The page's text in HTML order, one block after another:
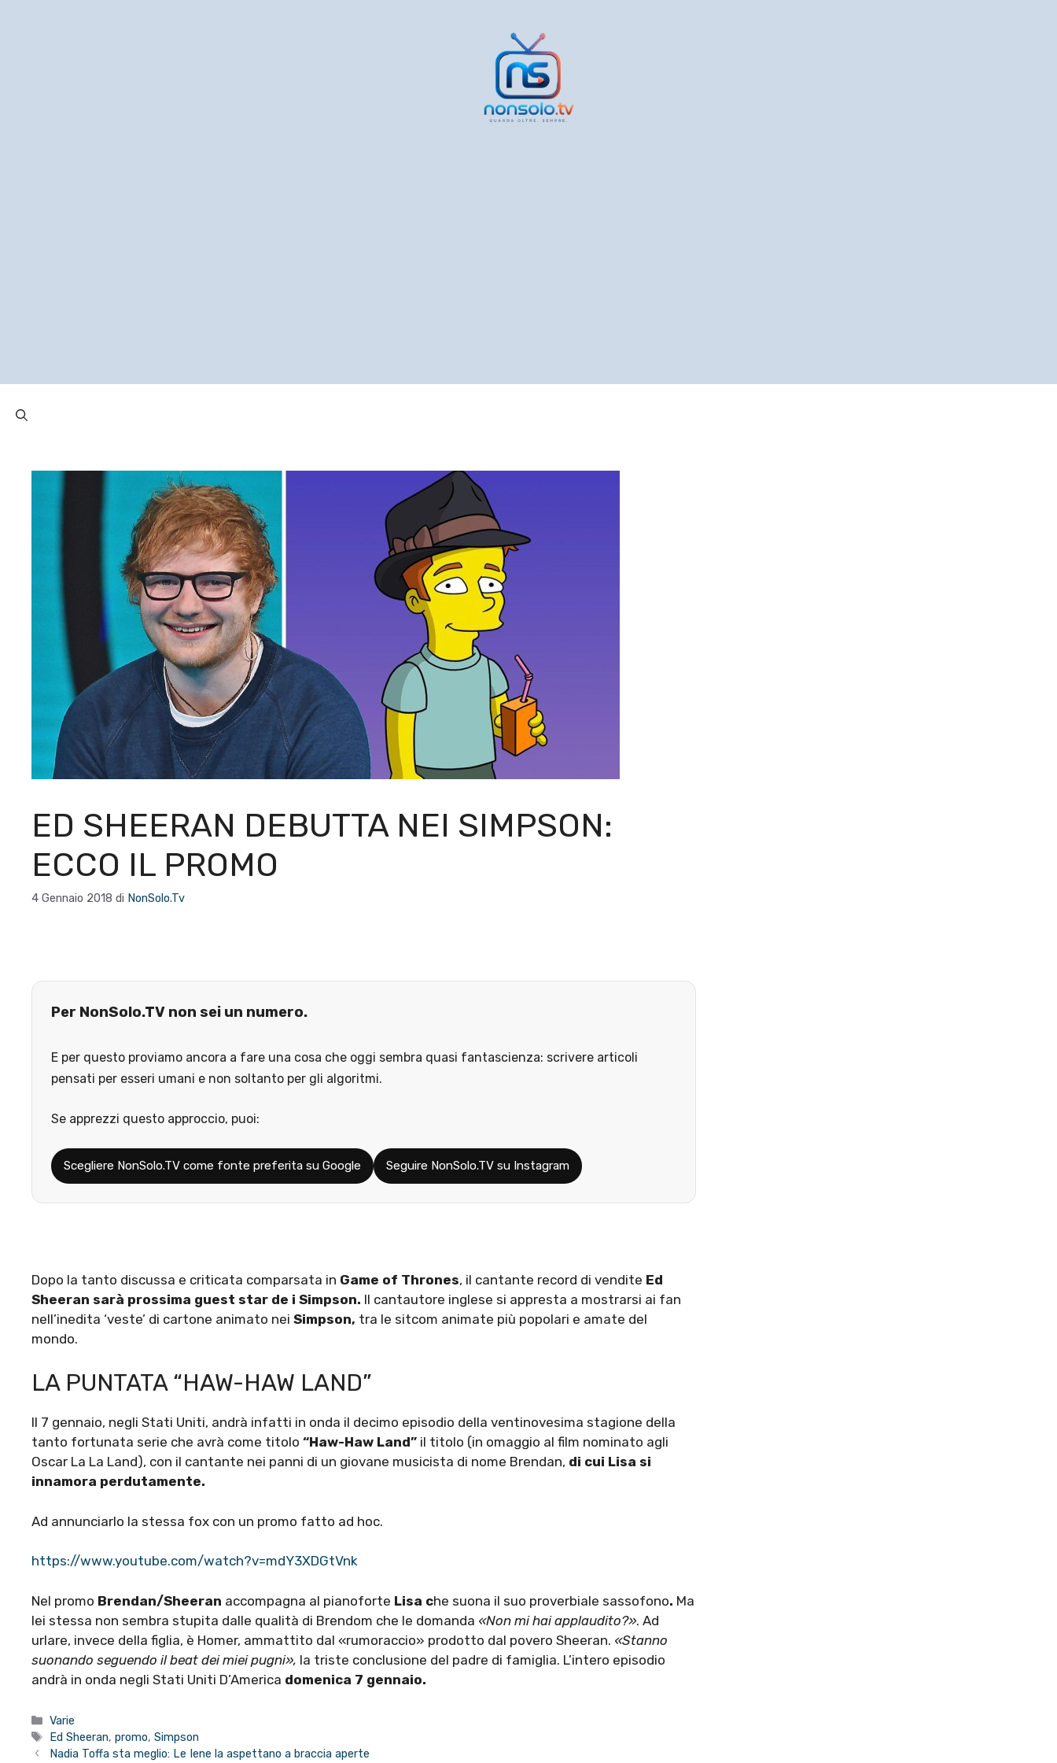
ED SHEERAN DEBUTTA NEI SIMPSON:
ECCO IL PROMO
4 Gennaio 2018 di NonSolo.Tv
Per NonSolo.TV non sei un numero.
E per questo proviamo ancora a fare una cosa che oggi sembra quasi fantascienza: scrivere articoli
pensati per esseri umani e non soltanto per gli algoritmi.
Se apprezzi questo approccio, puoi:
Scegliere NonSolo.TV come fonte preferita su Google Seguire NonSolo.TV su Instagram
Dopo la tanto discussa e criticata comparsata in Game of Thrones, il cantante record di vendite Ed
Sheeran sarà prossima guest star de i Simpson. Il cantautore inglese si appresta a mostrarsi ai fan
nell’inedita ‘veste’ di cartone animato nei Simpson, tra le sitcom animate più popolari e amate del
mondo.
LA PUNTATA “HAW-HAW LAND”
Il 7 gennaio, negli Stati Uniti, andrà infatti in onda il decimo episodio della ventinovesima stagione della
tanto fortunata serie che avrà come titolo “Haw-Haw Land” il titolo (in omaggio al film nominato agli
Oscar La La Land), con il cantante nei panni di un giovane musicista di nome Brendan, di cui Lisa si
innamora perdutamente.
Ad annunciarlo la stessa fox con un promo fatto ad hoc.
https://www.youtube.com/watch?v=mdY3XDGtVnk
Nel promo Brendan/Sheeran accompagna al pianoforte Lisa che suona il suo proverbiale sassofono. Ma
lei stessa non sembra stupita dalle qualità di Brendom che le domanda «Non mi hai applaudito?». Ad
urlare, invece della figlia, è Homer, ammattito dal «rumoraccio» prodotto dal povero Sheeran. «Stanno
suonando seguendo il beat dei miei pugni», la triste conclusione del padre di famiglia. L’intero episodio
andrà in onda negli Stati Uniti D’America domenica 7 gennaio.
Categorie
Varie
Tag
Ed Sheeran,promo,Simpson
Nadia Toffa sta meglio: Le Iene la aspettano a braccia aperte